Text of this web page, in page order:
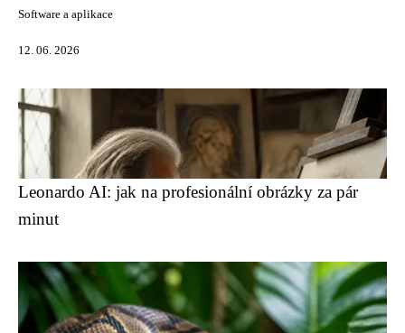
Software a aplikace
12. 06. 2026
Leonardo AI: jak na profesionální obrázky za pár
minut